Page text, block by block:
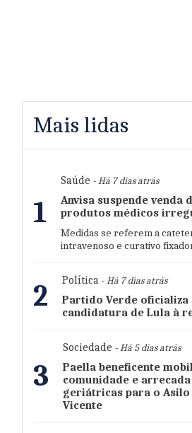
Mais lidas
1
Saúde - Há 7 dias atrás
Anvisa suspende venda
produtos médicos
Medidas se referem a
intravenoso e curativo
2 Política - Há 7 dias atrás
Partido Verde oficializa
candidatura de Lula à
3
Sociedade - Há 5 dias atrás
Paella beneficente
comunidade e
geriátricas para o Asilo
Vicente